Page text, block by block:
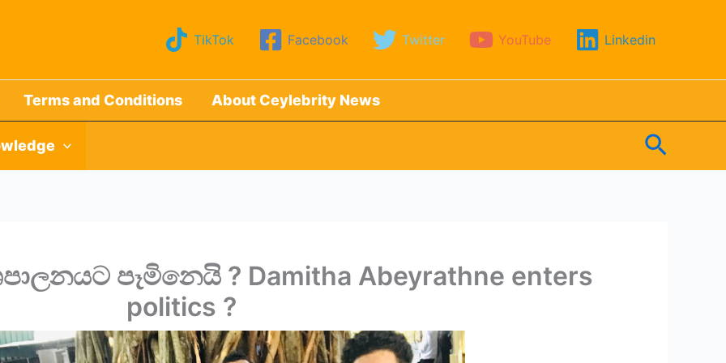
TikTok Facebook Twitter YouTube Linkedin
Terms and Conditions About Ceylebrity News
Search
පෑමිනෙයි ? Damitha Abeyrathne enters
politics ?